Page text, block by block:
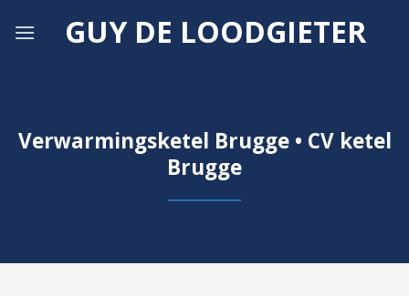
GUY DE LOODGIETER
Verwarmingsketel Brugge • CV ketel
Brugge